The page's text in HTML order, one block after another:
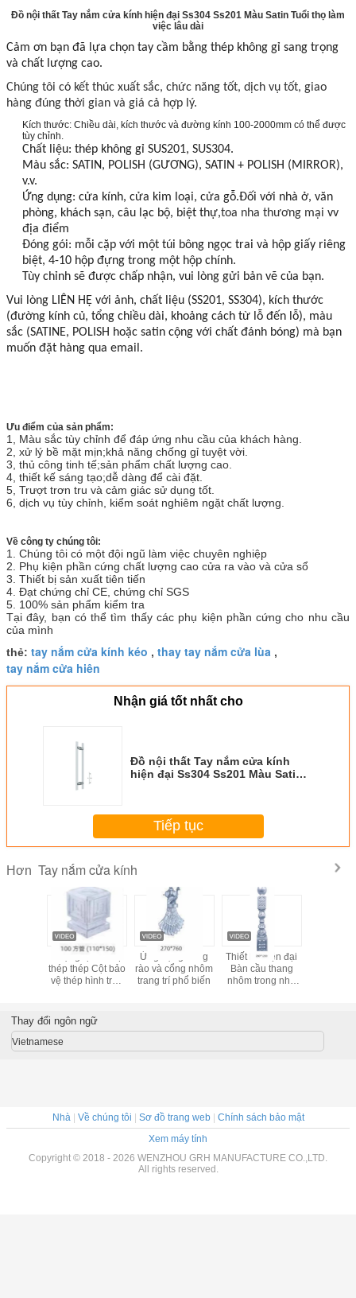
Đồ nội thất Tay nắm cửa kính hiện đại Ss304 Ss201 Màu Satin Tuổi thọ làm
việc lâu dài
Cảm ơn bạn đã lựa chọn tay cầm bằng thép không gỉ sang trọng
và chất lượng cao.
Chúng tôi có kết thúc xuất sắc, chức năng tốt, dịch vụ tốt, giao
hàng đúng thời gian và giá cả hợp lý.
Kích thước: Chiều dài, kích thước và đường kính 100-2000mm có thể được
tùy chỉnh.
Chất liệu: thép không gỉ SUS201, SUS304.
Màu sắc: SATIN, POLISH (GƯƠNG), SATIN + POLISH (MIRROR),
v.v.
Ứng dụng: cửa kính, cửa kim loại, cửa gỗ.Đối với nhà ở, văn
phòng, khách sạn, câu lạc bộ, biệt thự,toa nha thương mại vv
địa điểm
Đóng gói: mỗi cặp với một túi bông ngọc trai và hộp giấy riêng
biệt, 4-10 hộp đựng trong một hộp chính.
Tùy chỉnh sẽ được chấp nhận, vui lòng gửi bản vẽ của bạn.
Vui lòng LIÊN HỆ với ảnh, chất liệu (SS201, SS304), kích thước
(đường kính củ, tổng chiều dài, khoảng cách từ lỗ đến lỗ), màu
sắc (SATINE, POLISH hoặc satin cộng với chất đánh bóng) mà bạn
muốn đặt hàng qua email.
Ưu điểm của sản phẩm:
1, Màu sắc tùy chỉnh để đáp ứng nhu cầu của khách hàng.
2, xử lý bề mặt mịn;khả năng chống gỉ tuyệt vời.
3, thủ công tinh tế;sản phẩm chất lượng cao.
4, thiết kế sáng tạo;dễ dàng để cài đặt.
5, Trượt trơn tru và cảm giác sử dụng tốt.
6, dịch vụ tùy chỉnh, kiểm soát nghiêm ngặt chất lượng.
Về công ty chúng tôi:
1. Chúng tôi có một đội ngũ làm việc chuyên nghiệp
2. Phụ kiện phần cứng chất lượng cao cửa ra vào và cửa sổ
3. Thiết bị sản xuất tiên tiến
4. Đạt chứng chỉ CE, chứng chỉ SGS
5. 100% sản phẩm kiểm tra
Tại đây, bạn có thể tìm thấy các phụ kiện phần cứng cho nhu cầu
của mình
thẻ: tay nắm cửa kính kéo , thay tay nắm cửa lùa ,
tay nắm cửa hiên
Nhận giá tốt nhất cho
Đồ nội thất Tay nắm cửa kính
hiện đại Ss304 Ss201 Màu Satin
Tiếp tục
Hơn Tay nắm cửa kính
thép thép Cột bảo
vệ thép hình tròn
Ứng dụng hàng
rào và cổng nhôm
trang trí phổ biến
Thiết kế hiện đại
Bàn cầu thang
nhôm trong nhà
Thay đổi ngôn ngữ
Vietnamese
Nhà| Về chúng tôi | Sơ đồ trang web| Chính sách bảo mật
Xem máy tính
Copyright © 2018 - 2026 WENZHOU GRH MANUFACTURE CO.,LTD.
All rights reserved.